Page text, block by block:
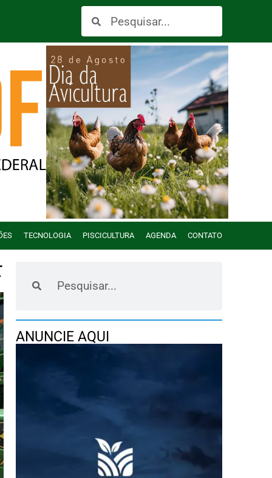
TECNOLOGIA PISCICULTURA AGENDA CONTATO
ANUNCIE AQUI